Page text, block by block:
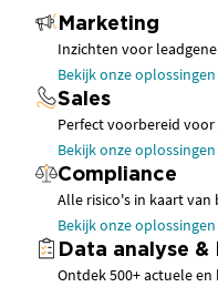
Marketing
Inzichten voor
Bekijk onze oplossingen
Sales
Perfect voorbereid
Bekijk onze oplossingen
Compliance
Alle risico's in kaart
Bekijk onze oplossingen
Data analyse &
Ontdek 500+ actuele